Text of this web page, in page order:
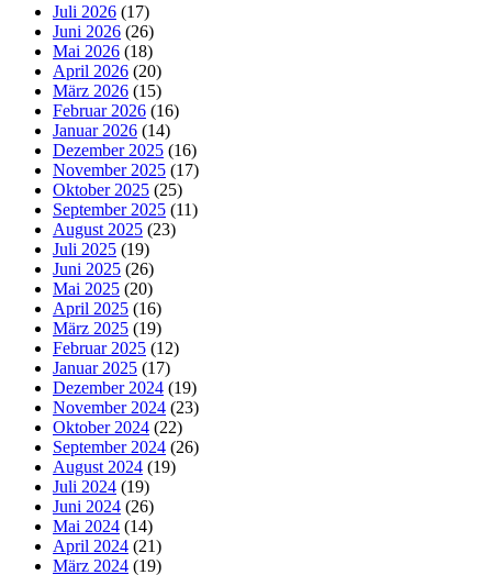
Juli 2026 (17)
Juni 2026 (26)
Mai 2026 (18)
April 2026 (20)
März 2026 (15)
Februar 2026 (16)
Januar 2026 (14)
Dezember 2025 (16)
November 2025 (17)
Oktober 2025 (25)
September 2025 (11)
August 2025 (23)
Juli 2025 (19)
Juni 2025 (26)
Mai 2025 (20)
April 2025 (16)
März 2025 (19)
Februar 2025 (12)
Januar 2025 (17)
Dezember 2024 (19)
November 2024 (23)
Oktober 2024 (22)
September 2024 (26)
August 2024 (19)
Juli 2024 (19)
Juni 2024 (26)
Mai 2024 (14)
April 2024 (21)
März 2024 (19)